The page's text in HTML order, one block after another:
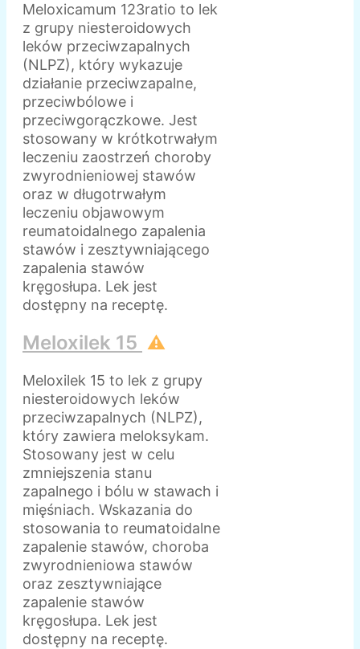
Meloxicamum 123ratio to lek
z grupy niesteroidowych
leków przeciwzapalnych
(NLPZ), który wykazuje
działanie przeciwzapalne,
przeciwbólowe i
przeciwgorączkowe. Jest
stosowany w krótkotrwałym
leczeniu zaostrzeń choroby
zwyrodnieniowej stawów
oraz w długotrwałym
leczeniu objawowym
reumatoidalnego zapalenia
stawów i zesztywniającego
zapalenia stawów
kręgosłupa. Lek jest
dostępny na receptę.
Meloxilek 15 ⚠️
Meloxilek 15 to lek z grupy
niesteroidowych leków
przeciwzapalnych (NLPZ),
który zawiera meloksykam.
Stosowany jest w celu
zmniejszenia stanu
zapalnego i bólu w stawach i
mięśniach. Wskazania do
stosowania to reumatoidalne
zapalenie stawów, choroba
zwyrodnieniowa stawów
oraz zesztywniające
zapalenie stawów
kręgosłupa. Lek jest
dostępny na receptę.